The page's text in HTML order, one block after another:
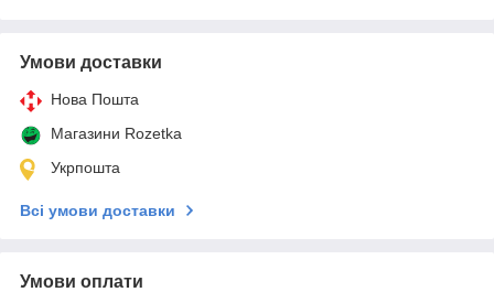
Умови доставки
Нова Пошта
Магазини Rozetka
Укрпошта
Всі умови доставки
Умови оплати